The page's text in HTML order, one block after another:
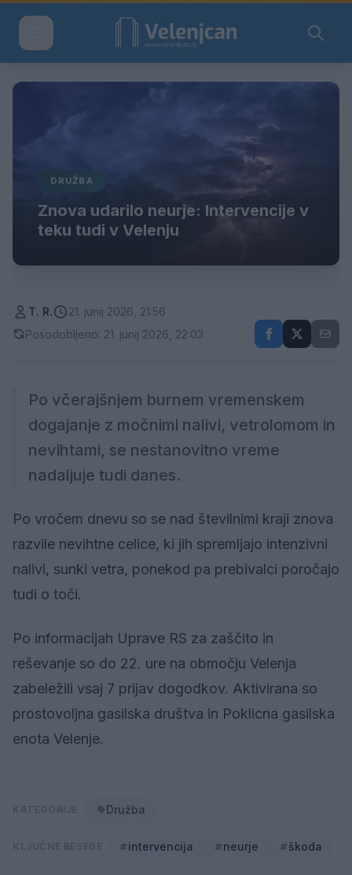
DRUŽBA
Znova udarilo neurje: Intervencije v
teku tudi v Velenju
T. R.
21. junij 2026, 21:56
Posodobljeno: 21. junij 2026, 22:03
Po včerajšnjem burnem vremenskem
dogajanje z močnimi nalivi, vetrolomom in
nevihtami, se nestanovitno vreme
nadaljuje tudi danes.
Po vročem dnevu so se nad številnimi kraji znova
razvile nevihtne celice, ki jih spremljajo intenzivni
nalivi, sunki vetra, ponekod pa prebivalci poročajo
tudi o toči.
Po informacijah Uprave RS za zaščito in
reševanje so do 22. ure na območju Velenja
zabeležili vsaj 7 prijav dogodkov. Aktivirana so
prostovoljna gasilska društva in Poklicna gasilska
enota Velenje.
Družba
intervencija neurje škoda